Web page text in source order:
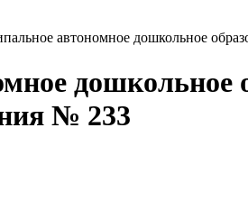
автономное дошкольное
дошкольное
№ 233